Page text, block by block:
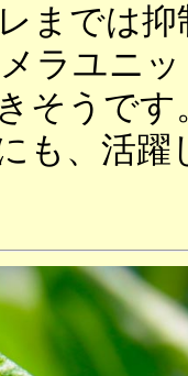
までは
ラユニ
そうです
も、活躍